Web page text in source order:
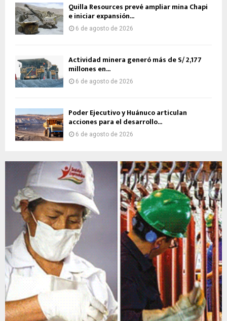
Quilla Resources prevé ampliar mina Chapi
e iniciar expansión...
6 de agosto de 2026
Actividad minera generó más de S/ 2,177
millones en...
6 de agosto de 2026
Poder Ejecutivo y Huánuco articulan
acciones para el desarrollo...
6 de agosto de 2026